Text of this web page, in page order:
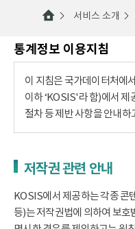
서비스 소개
통계정보 이용지침
이 지침은 국가데이터처에
이하 ‘KOSIS'라 함)에서
절차 등 제반 사항을 안내하
저작권 관련 안내
KOSIS에서 제공하는 각종 콘
등)는 저작권법에 의하여 보